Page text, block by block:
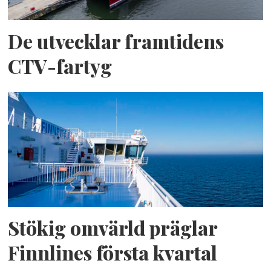
De utvecklar framtidens
CTV-fartyg
Stökig omvärld präglar
Finnlines första kvartal